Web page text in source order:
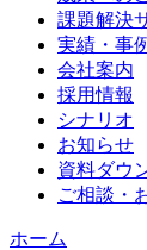
課題解決
実績・事
会社案内
採用情報
シナリオ
お知らせ
資料ダウ
ご相談・
ホーム